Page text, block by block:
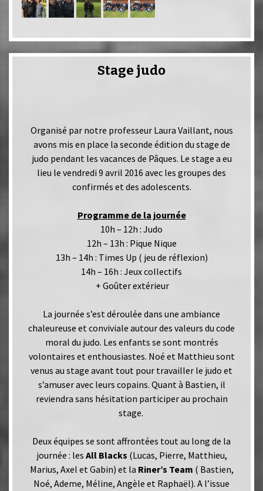
Stage judo
Organisé par notre professeur Laura Vaillant, nous
avons mis en place la seconde édition du stage de
judo pendant les vacances de Pâques. Le stage a eu
lieu le vendredi 9 avril 2016 avec les groupes des
confirmés et des adolescents.
Programme de la journée
10h – 12h : Judo
12h – 13h : Pique Nique
13h – 14h : Times Up ( jeu de réflexion)
14h – 16h : Jeux collectifs
+ Goûter extérieur
La journée s’est déroulée dans une ambiance
chaleureuse et conviviale autour des valeurs du code
moral du judo. Les enfants se sont montrés
volontaires et enthousiastes. Noé et Matthieu sont
venus au stage avant tout pour travailler le judo et
s’amuser avec leurs copains. Quant à Bastien, il
reviendra sans hésitation participer au prochain
stage.
Deux équipes se sont affrontées tout au long de la
journée : les All Blacks (Lucas, Pierre, Matthieu,
Marius, Axel et Gabin) et la Riner’s Team ( Bastien,
Noé, Ademe, Méline, Angèle et Raphaël). A l’issue